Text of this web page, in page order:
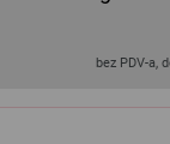
bez PDV-a,